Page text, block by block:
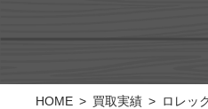
HOME 買取実績 ロレッ